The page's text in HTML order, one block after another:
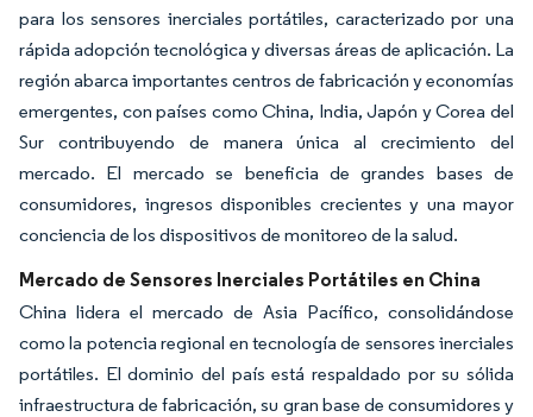
para los sensores inerciales portátiles, caracterizado por una
rápida adopción tecnológica y diversas áreas de aplicación. La
región abarca importantes centros de fabricación y economías
emergentes, con países como China, India, Japón y Corea del
Sur contribuyendo de manera única al crecimiento del
mercado. El mercado se beneficia de grandes bases de
consumidores, ingresos disponibles crecientes y una mayor
conciencia de los dispositivos de monitoreo de la salud.
Mercado de Sensores Inerciales Portátiles en China
China lidera el mercado de Asia Pacífico, consolidándose
como la potencia regional en tecnología de sensores inerciales
portátiles. El dominio del país está respaldado por su sólida
infraestructura de fabricación, su gran base de consumidores y